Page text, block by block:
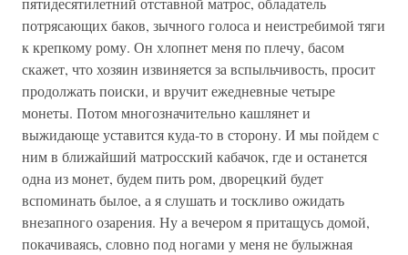
потрясающих баков, зычного голоса и неистребимой тяги
к крепкому рому. Он хлопнет меня по плечу, басом
скажет, что хозяин извиняется за вспыльчивость, просит
продолжать поиски, и вручит ежедневные четыре
монеты. Потом многозначительно кашлянет и
выжидающе уставится куда-то в сторону. И мы пойдем с
ним в ближайший матросский кабачок, где и останется
одна из монет, будем пить ром, дворецкий будет
вспоминать былое, а я слушать и тоскливо ожидать
внезапного озарения. Ну а вечером я притащусь домой,
покачиваясь, словно под ногами у меня не булыжная